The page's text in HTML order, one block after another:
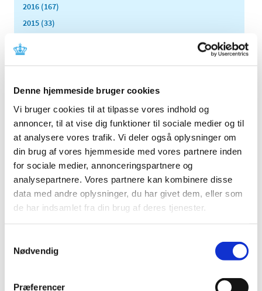
Denne hjemmeside bruger cookies
Vi bruger cookies til at tilpasse vores indhold og
annoncer, til at vise dig funktioner til sociale medier og til
at analysere vores trafik. Vi deler også oplysninger om
din brug af vores hjemmeside med vores partnere inden
for sociale medier, annonceringspartnere og
analysepartnere. Vores partnere kan kombinere disse
data med andre oplysninger, du har givet dem, eller som
de har indsamlet fra din brug af deres tjenester.
Nødvendig
Præferencer
2016 (167)
2015 (33)
2013 (49)
2011 (13)
november (1)
oktober (2)
september (2)
august (2)
juli (1)
juni (1)
maj (2)
marts (1)
januar (1)
2009 (14)